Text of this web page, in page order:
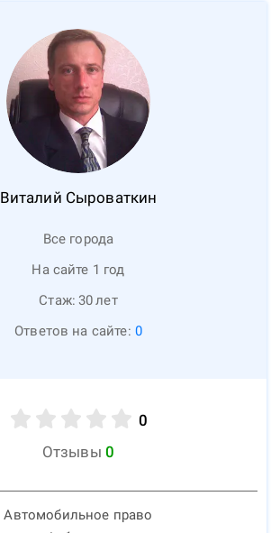
Виталий Сыроваткин
Все города
На сайте 1 год
Стаж: 30лет
Ответов на сайте: 0
0
Отзывы 0
Автомобильное право